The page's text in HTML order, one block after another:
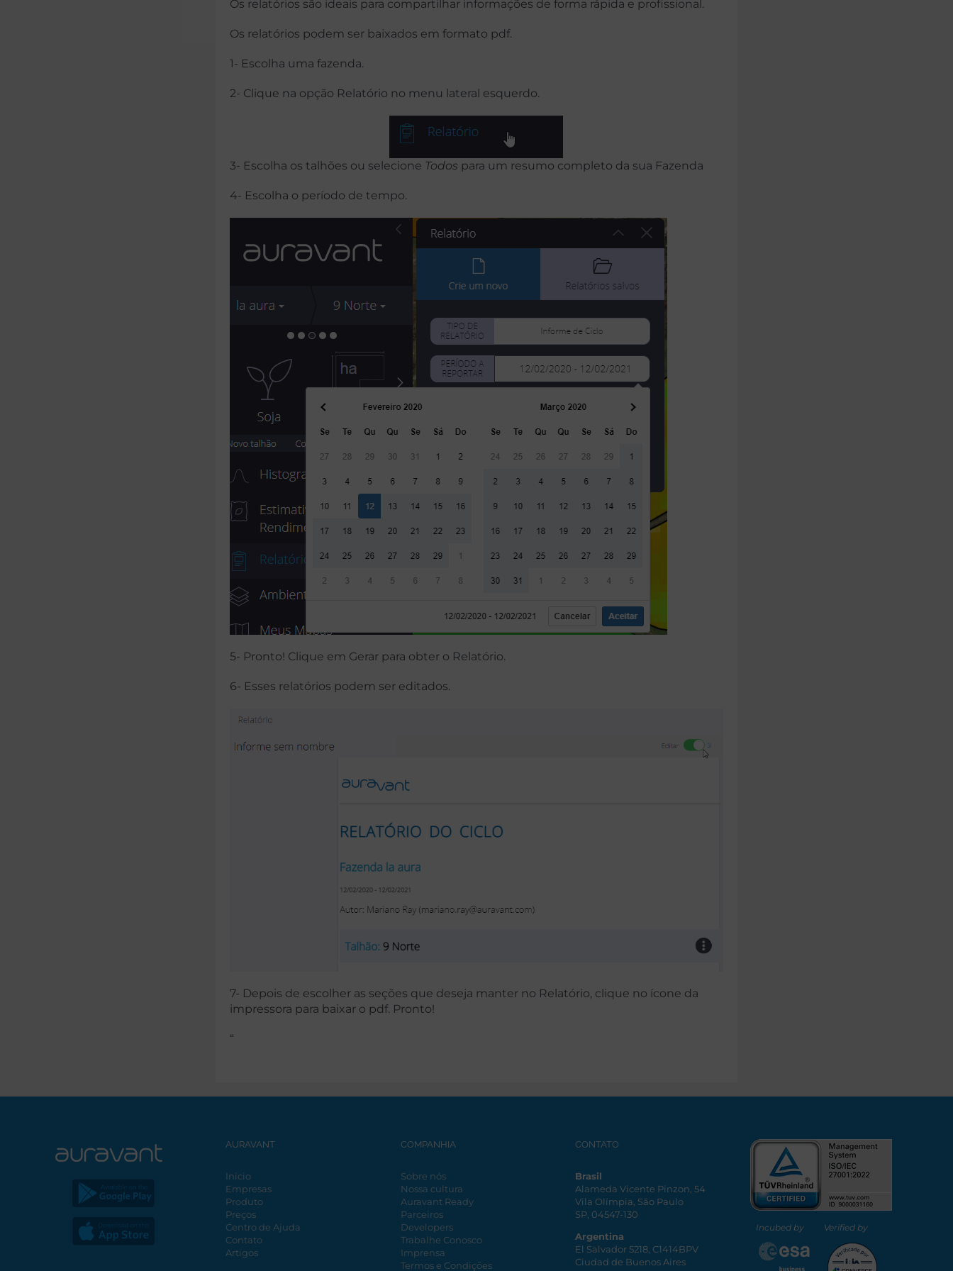
Os relatórios são ideais para compartilhar informações de forma rápida e profissional.
Os relatórios podem ser baixados em formato pdf.
1- Escolha uma fazenda.
2- Clique na opção Relatório no menu lateral esquerdo.
3- Escolha os talhões ou selecione Todos para um resumo completo da sua Fazenda
4- Escolha o período de tempo.
5- Pronto! Clique em Gerar para obter o Relatório.
6- Esses relatórios podem ser editados.
7- Depois de escolher as seções que deseja manter no Relatório, clique no ícone da
impressora para baixar o pdf. Pronto!
“
AURAVANT
Inicio
Empresas
Produto
Preços
Centro de Ajuda
Contato
Artigos
COMPANHIA
Sobre nós
Nossa cultura
Auravant Ready
Parceiros
Developers
Trabalhe Conosco
Imprensa
Termos e Condições
CONTATO
Brasil
Alameda Vicente Pinzon, 54
Vila Olímpia, São Paulo
SP, 04547-130
Argentina
El Salvador 5218, C1414BPV
Ciudad de Buenos Aires
Incubed by Verified by